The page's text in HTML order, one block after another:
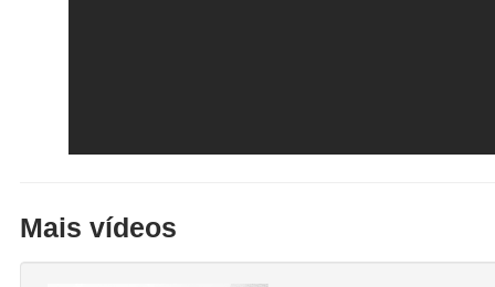
Mais vídeos